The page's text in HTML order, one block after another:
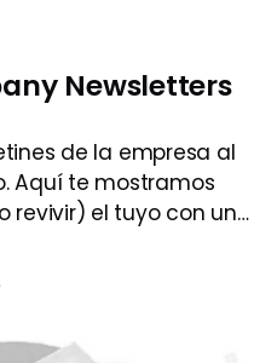
Newsletters
de la empresa al
Aquí te mostramos
revivir) el tuyo con un